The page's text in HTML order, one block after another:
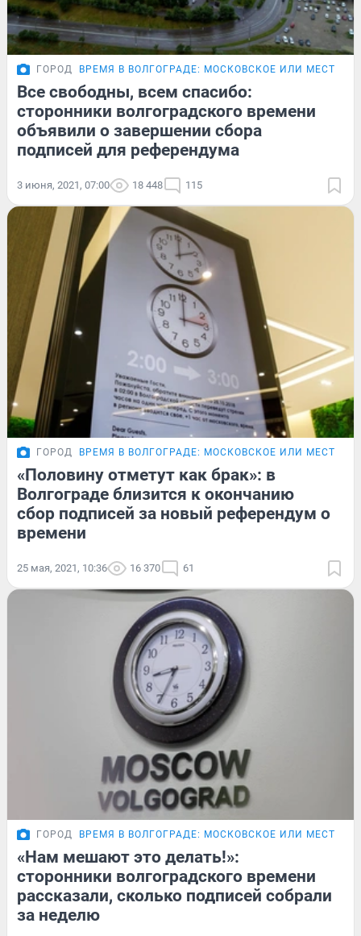
ГОРОД ВРЕМЯ В ВОЛГОГРАДЕ: МОСКОВСКОЕ ИЛИ
Все свободны, всем спасибо:
сторонники волгоградского времени
объявили о завершении сбора
подписей для референдума
3 июня, 2021, 07:00 18 448 115
ГОРОД ВРЕМЯ В ВОЛГОГРАДЕ: МОСКОВСКОЕ ИЛИ
«Половину отметут как брак»: в
Волгограде близится к окончанию
сбор подписей за новый референдум о
времени
25 мая, 2021, 10:36 16 370 61
ГОРОД ВРЕМЯ В ВОЛГОГРАДЕ: МОСКОВСКОЕ ИЛИ
«Нам мешают это делать!»:
сторонники волгоградского времени
рассказали, сколько подписей собрали
за неделю